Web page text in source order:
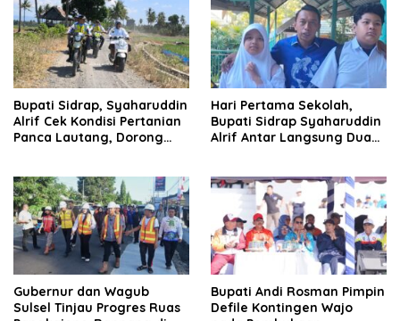
Bupati Sidrap, Syaharuddin
Alrif Cek Kondisi Pertanian
Panca Lautang, Dorong
Hari Pertama Sekolah,
Bupati Sidrap Syaharuddin
Alrif Antar Langsung Dua
Gubernur dan Wagub
Sulsel Tinjau Progres Ruas
Bupati Andi Rosman Pimpin
Defile Kontingen Wajo